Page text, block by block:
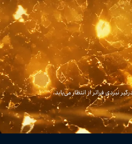
نبردی فراتر از انتظار می‌یابد.